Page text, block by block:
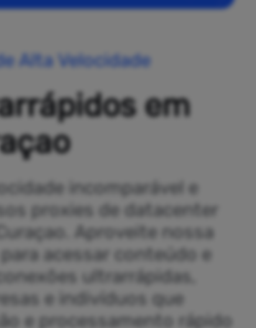
Alta Velocidade
em
incomparável e
proxies de datacenter
Aproveite nossa
acessar conteúdo e
ultrarrápidas,
e indivíduos que
e processamento rápido